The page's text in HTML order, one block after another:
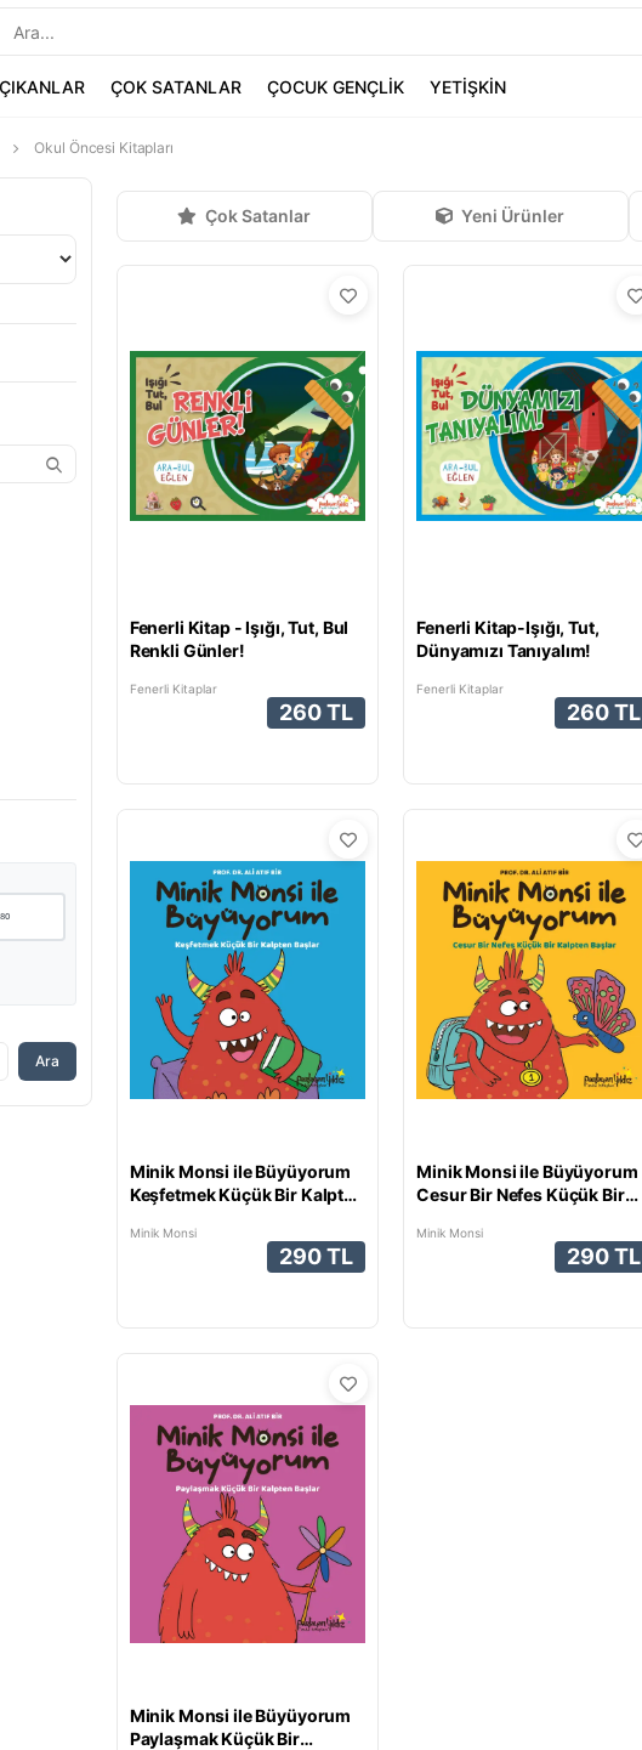
ÇOK SATANLAR ÇOCUK GENÇLİK YETİŞKİN
Okul Öncesi Kitapları
Çok Satanlar Yeni Ürünler
Fenerli Kitap - Işığı, Tut, Bul
Renkli Günler!
Fenerli Kitaplar
260 TL
Fenerli Kitap-Işığı, Tut,
Dünyamızı Tanıyalım!
Fenerli Kitaplar
260 TL
Minik Monsi ile Büyüyorum
Keşfetmek Küçük Bir Kalpten
Minik Monsi
290 TL
Minik Monsi ile Büyüyorum
Cesur Bir Nefes Küçük Bir
Minik Monsi
290 TL
Minik Monsi ile Büyüyorum
Paylaşmak Küçük Bir
Ara